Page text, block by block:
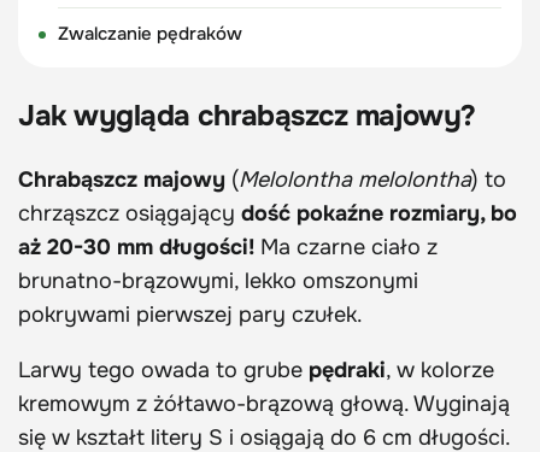
Zwalczanie pędraków
Jak wygląda chrabąszcz majowy?
Chrabąszcz majowy (Melolontha melolontha) to
chrząszcz osiągający dość pokaźne rozmiary, bo
aż 20-30 mm długości! Ma czarne ciało z
brunatno-brązowymi, lekko omszonymi
pokrywami pierwszej pary czułek.
Larwy tego owada to grube pędraki, w kolorze
kremowym z żółtawo-brązową głową. Wyginają
się w kształt litery S i osiągają do 6 cm długości.